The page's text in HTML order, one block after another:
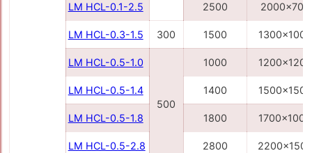
LM HCL-0.1-2.5 2500 2000x700
LM HCL-0.3-1.5 300 1500 1300x1000
LM HCL-0.5-1.0
500
1000 1200x1200
LM HCL-0.5-1.4 1400 1500x1500
LM HCL-0.5-1.8 1800 1700x1000
LM HCL-0.5-2.8 2800 2200x1500